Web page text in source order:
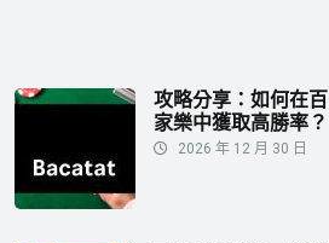
攻略分享：如何在百
家樂中獲取高勝率？
2026 年 12 月 30 日